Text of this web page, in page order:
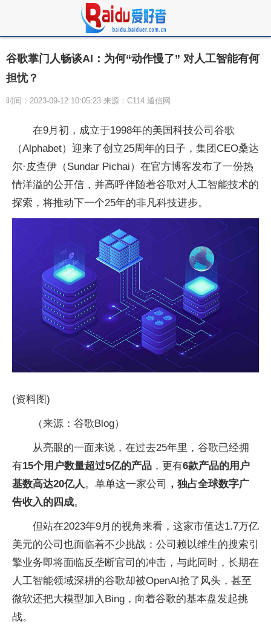
谷歌掌门人畅谈AI：为何“动作慢了” 对人工智能有何
担忧？
时间：2023-09-12 10:05:23 来源：C114 通信网
在9月初，成立于1998年的美国科技公司谷歌
（Alphabet）迎来了创立25周年的日子，集团CEO桑达
尔·皮查伊（Sundar Pichai）在官方博客发布了一份热
情洋溢的公开信，并高呼伴随着谷歌对人工智能技术的
探索，将推动下一个25年的非凡科技进步。
(资料图)
（来源：谷歌Blog）
从亮眼的一面来说，在过去25年里，谷歌已经拥
有15个用户数量超过5亿的产品 ，更有6款产品的用户
基数高达20亿人 。单单这一家公司 ，独占全球数字广
告收入的四成。
但站在2023年9月的视角来看，这家市值达1.7万亿
美元的公司也面临着不少挑战：公司赖以维生的搜索引
擎业务即将面临反垄断官司的冲击，与此同时，长期在
人工智能领域深耕的谷歌却被OpenAI抢了风头，甚至
微软还把大模型加入Bing，向着谷歌的基本盘发起挑
战。